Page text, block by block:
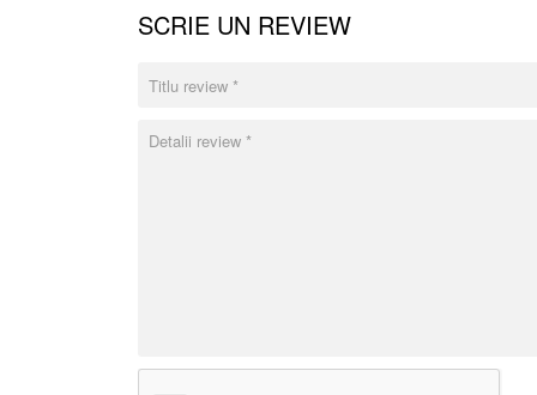
SCRIE UN REVIEW